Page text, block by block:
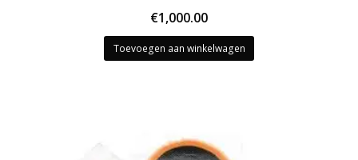
€1,000.00
Toevoegen aan winkelwagen